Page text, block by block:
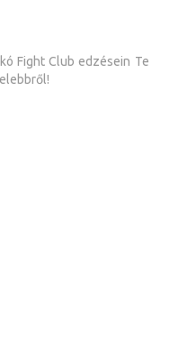
Fight Club edzésein Te